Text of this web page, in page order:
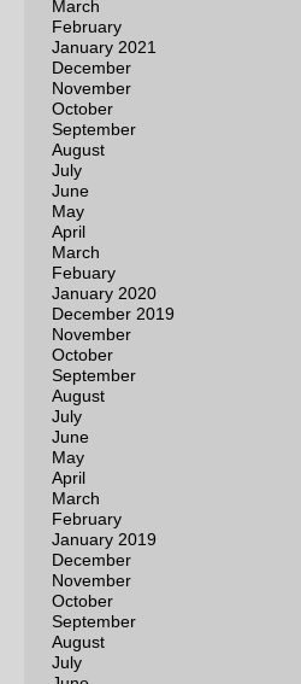
March
February
January 2021
December
November
October
September
August
July
June
May
April
March
Febuary
January 2020
December 2019
November
October
September
August
July
June
May
April
March
February
January 2019
December
November
October
September
August
July